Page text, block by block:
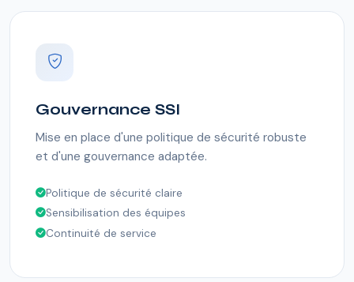
Gouvernance SSI
Mise en place d'une politique de sécurité robuste
et d'une gouvernance adaptée.
Politique de sécurité claire
Sensibilisation des équipes
Continuité de service